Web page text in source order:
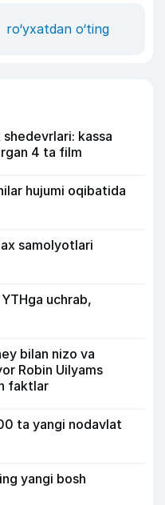
ro‘yxatdan o‘ting
kassa
4 ta film
hujumi oqibatida
samolyotlari
uchrab,
bilan nizo va
Robin Uilyams
faktlar
ta yangi nodavlat
yangi bosh